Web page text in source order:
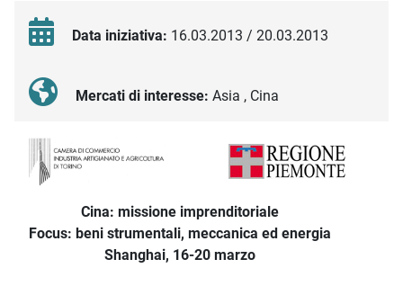
Data iniziativa: 16.03.2013 / 20.03.2013
Mercati di interesse: Asia , Cina
Descrizione iniziativa
Cina: missione imprenditoriale
Focus: beni strumentali, meccanica ed energia
Shanghai, 16-20 marzo